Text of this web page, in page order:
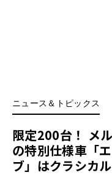
ニュース＆トピックス
限定200台！ メ
の特別仕様車「
ブ」はクラシカ